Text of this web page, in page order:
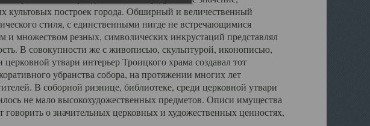
культовых построек города. Обширный и величественный
стиля, с единственными нигде не встречающимися
множеством резных, символических инкрустаций представлял
В совокупности же с живописью, скульптурой, иконописью,
утвари интерьер Троицкого храма создавал тот
убранства собора, на протяжении многих лет
В соборной ризнице, библиотеке, среди церковной утвари
не мало высокохудожественных предметов. Описи имущества
о значительных церковных и художественных ценностях,